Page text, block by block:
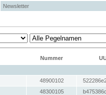
Newsletter
Nummer
48900102
48300105